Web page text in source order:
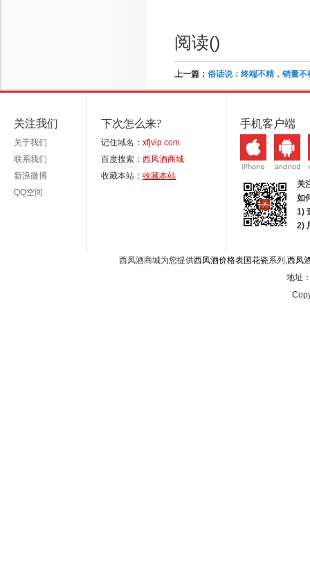
阅读()
上一篇： 俗话说：终端不精，销量不
关注我们
关于我们
联系我们
新浪微博
QQ空间
下次怎么来?
记住域名： xfjvip.com
百度搜索： 西凤酒商城
收藏本站： 收藏本站
手机客户端
关
如
1)
2)
西凤酒商城为您提供西凤酒价格表国花瓷系列,西凤
地址